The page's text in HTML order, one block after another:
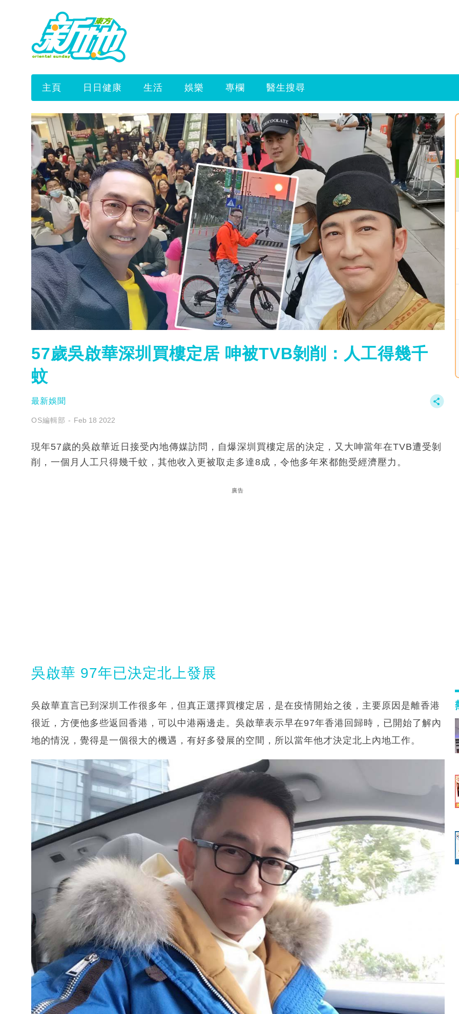
主頁 日日健康 生活 娛樂 專欄 醫生搜尋
57歲吳啟華深圳買樓定居 呻被TVB剝削：人工得幾千
蚊
最新娛聞
OS編輯部 Feb 18 2022
現年57歲的吳啟華近日接受內地傳媒訪問，自爆深圳買樓定居的決定，又大呻當年在TVB遭受剝
削，一個月人工只得幾千蚊，其他收入更被取走多達8成，令他多年來都飽受經濟壓力。
廣告
吳啟華 97年已決定北上發展
吳啟華直言已到深圳工作很多年，但真正選擇買樓定居，是在疫情開始之後，主要原因是離香港
很近，方便他多些返回香港，可以中港兩邊走。吳啟華表示早在97年香港回歸時，已開始了解內
地的情況，覺得是一個很大的機遇，有好多發展的空間，所以當年他才決定北上內地工作。